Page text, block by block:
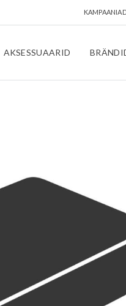
AKSESSUAARID